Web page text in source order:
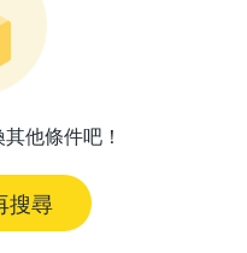
他條件吧！
搜尋